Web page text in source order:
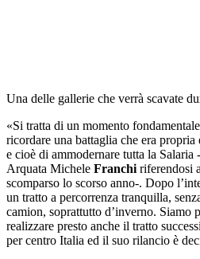
Una delle gallerie che verrà scavate
«Si tratta di un momento
ricordare una battaglia che era
e cioè di ammodernare tutta la
Arquata Michele Franchi riferendosi
scomparso lo scorso anno-. Dopo
un tratto a percorrenza tranquilla,
camion, soprattutto d’inverno. Siamo
realizzare presto anche il tratto
per centro Italia ed il suo rilancio è